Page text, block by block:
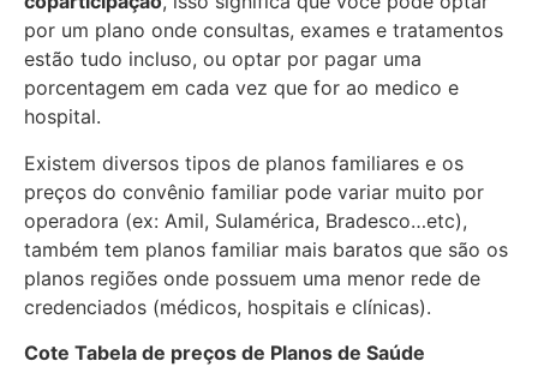
por um plano onde consultas, exames e tratamentos
estão tudo incluso, ou optar por pagar uma
porcentagem em cada vez que for ao medico e
hospital.
Existem diversos tipos de planos familiares e os
preços do convênio familiar pode variar muito por
operadora (ex: Amil, Sulamérica, Bradesco…etc),
também tem planos familiar mais baratos que são os
planos regiões onde possuem uma menor rede de
credenciados (médicos, hospitais e clínicas).
Cote Tabela de preços de Planos de Saúde